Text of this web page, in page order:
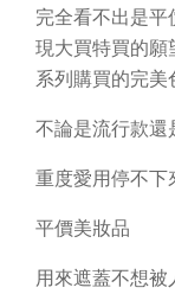
完全看不出是
現大買特買的願
系列購買的完美
不論是流行款還
重度愛用停不下
平價美妝品
用來遮蓋不想